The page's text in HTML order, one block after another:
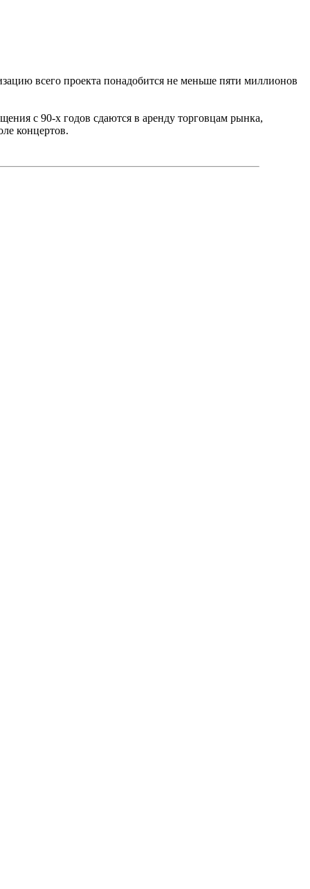
всего проекта понадобится не меньше пяти миллионов
с 90-х годов сдаются в аренду торговцам рынка,
концертов.